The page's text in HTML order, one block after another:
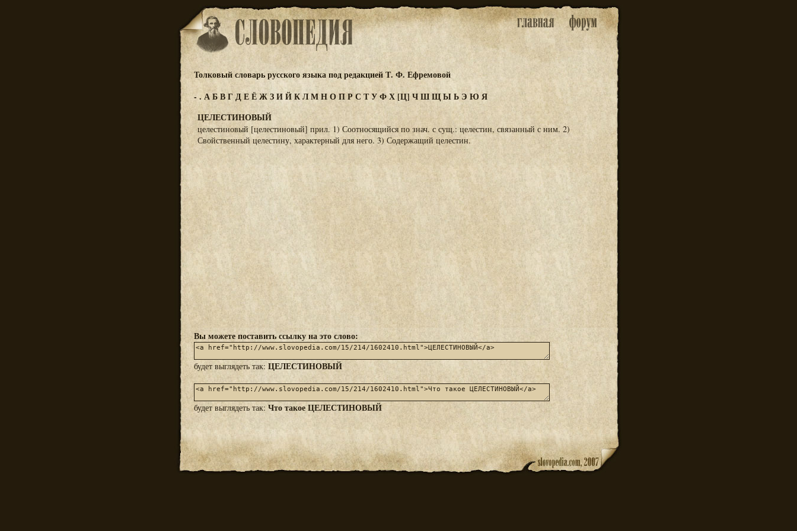
Толковый словарь русского языка под редакцией Т. Ф. Ефремовой
-. АБВГДЕЁЖЗИЙКЛМНОПРС ТУФХ [Ц] ЧШЩЫЬ Э Ю Я
ЦЕЛЕСТИНОВЫЙ
целестиновый [целестиновый] прил. 1) Соотносящийся по знач. с сущ.: целестин, связанный с ним. 2)
Свойственный целестину, характерный для него. 3) Содержащий целестин.
Вы можете поставить ссылку на это слово:
будет выглядеть так: ЦЕЛЕСТИНОВЫЙ
будет выглядеть так:Что такое ЦЕЛЕСТИНОВЫЙ